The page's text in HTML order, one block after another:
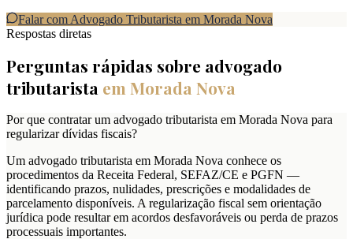
Falar com Advogado Tributarista em Morada Nova
Respostas diretas
Perguntas rápidas sobre advogado
tributarista em Morada Nova
Por que contratar um advogado tributarista em Morada Nova para
regularizar dívidas fiscais?
Um advogado tributarista em Morada Nova conhece os
procedimentos da Receita Federal, SEFAZ/CE e PGFN —
identificando prazos, nulidades, prescrições e modalidades de
parcelamento disponíveis. A regularização fiscal sem orientação
jurídica pode resultar em acordos desfavoráveis ou perda de prazos
processuais importantes.